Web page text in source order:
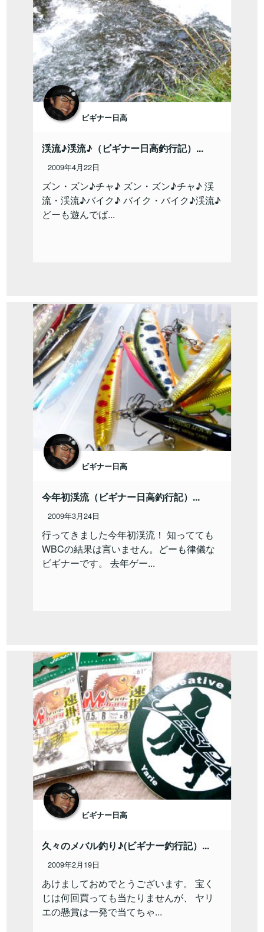
ビギナー日高
渓流♪渓流♪（ビギナー日高釣行記）...
2009年4月22日
ズン・ズン♪チャ♪ ズン・ズン♪チャ♪ 渓
流・渓流♪バイク♪ バイク・バイク♪渓流♪
どーも遊んでば...
ビギナー日高
今年初渓流（ビギナー日高釣行記）...
2009年3月24日
行ってきました今年初渓流！ 知ってても
WBCの結果は言いません。どーも律儀な
ビギナーです。 去年ゲー...
ビギナー日高
久々のメバル釣り♪(ビギナー釣行記）...
2009年2月19日
あけましておめでとうございます。 宝く
じは何回買っても当たりませんが、 ヤリ
エの懸賞は一発で当てちゃ...